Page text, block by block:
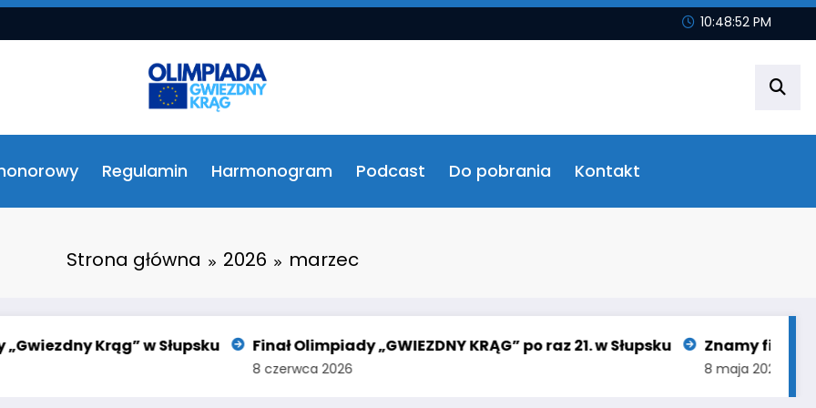
10:48:53 PM
Regulamin Harmonogram Podcast Do pobrania Kontakt
Strona główna 2026 marzec
Krąg” w Słupsku Finał Olimpiady „GWIEZDNY KRĄG” po raz 21. w Słupsku
8 czerwca 2026
Znamy finałową
8 maja 2026